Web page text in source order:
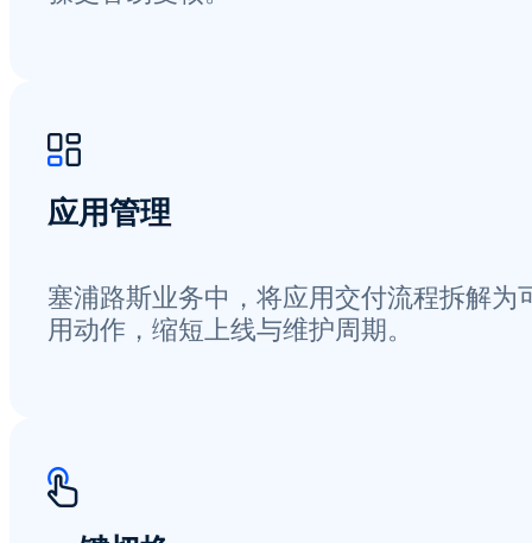
应用管理
塞浦路斯业务中，将应用交付流程拆解为
用动作，缩短上线与维护周期。